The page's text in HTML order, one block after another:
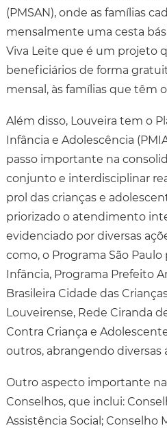
(PMSAN), onde as famílias
mensalmente uma cesta
Viva Leite que é um projeto
beneficiários de forma
mensal, às famílias que têm
Além disso, Louveira tem o
Infância e Adolescência
passo importante na
conjunto e interdisciplinar
prol das crianças e
priorizado o atendimento
evidenciado por diversas
como, o Programa São
Infância, Programa Prefeito
Brasileira Cidade das
Louveirense, Rede Ciranda
Contra Criança e
outros, abrangendo
Outro aspecto importante na
Conselhos, que inclui:
Assistência Social; Conselho